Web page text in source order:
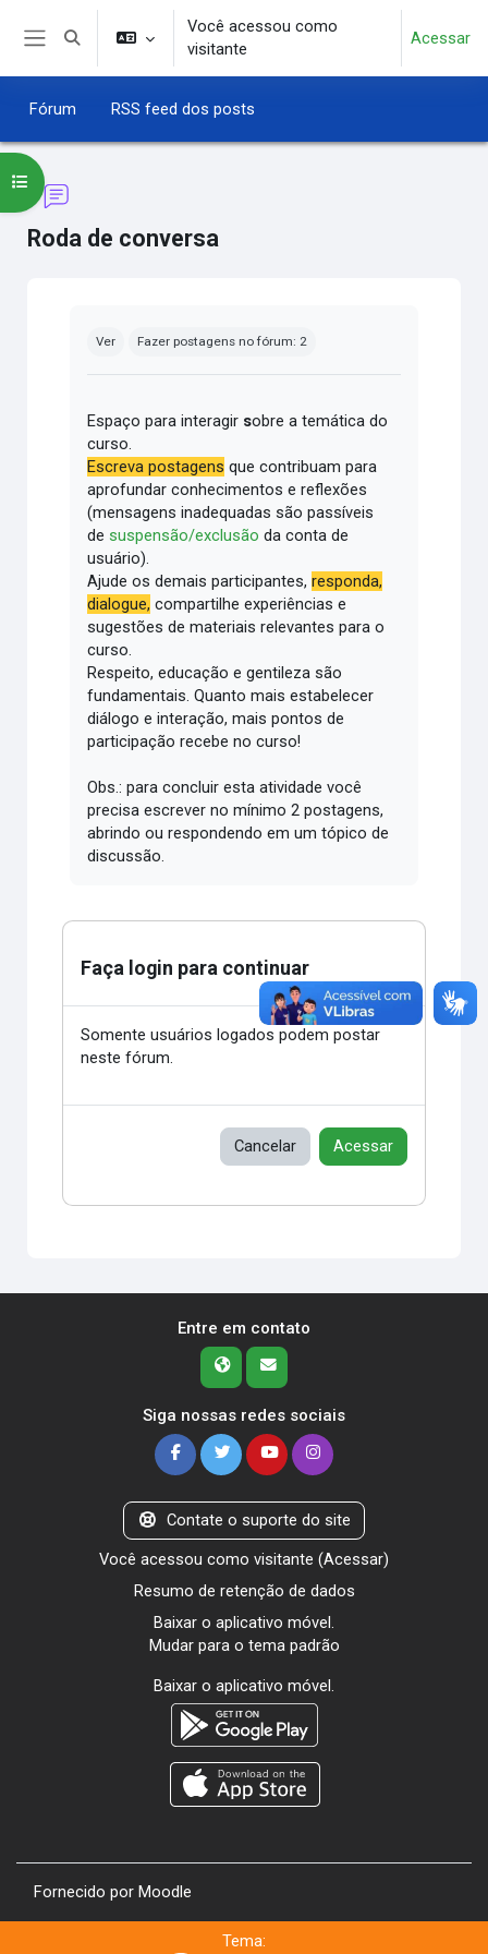
Ir para o conteúdo principal
Alternar entrada de pesquisa
Você acessou como
visitante
Acessar
Fórum RSS feed dos posts
Roda de conversa
Abrir índice do curso
Ver Fazer postagens no fórum: 2
Espaço para interagir sobre a temática do
curso.
Escreva postagens que contribuam para
aprofundar conhecimentos e reflexões
(mensagens inadequadas são passíveis
desuspensão/exclusão da conta de
usuário).
Ajude os demais participantes,responda,
dialogue, compartilhe experiências e
sugestões de materiais relevantes para o
curso.
Respeito, educação e gentileza são
fundamentais.Quanto mais estabelecer
diálogo e interação, mais pontos de
participação recebe no curso!
Obs.: para concluir esta atividade você
precisa escrever no mínimo 2 postagens,
abrindo ou respondendo em um tópico de
discussão.
Faça login para continuar
Somente usuários logados podem postar
neste fórum.
Cancelar Acessar
Entre em contato
Siga nossas redes sociais
Contate o suporte do site
Você acessou como visitante (Acessar)
Resumo de retenção de dados
Baixar o aplicativo móvel.
Mudar para o tema padrão
Baixar o aplicativo móvel.
Fornecido por Moodle
Tema: